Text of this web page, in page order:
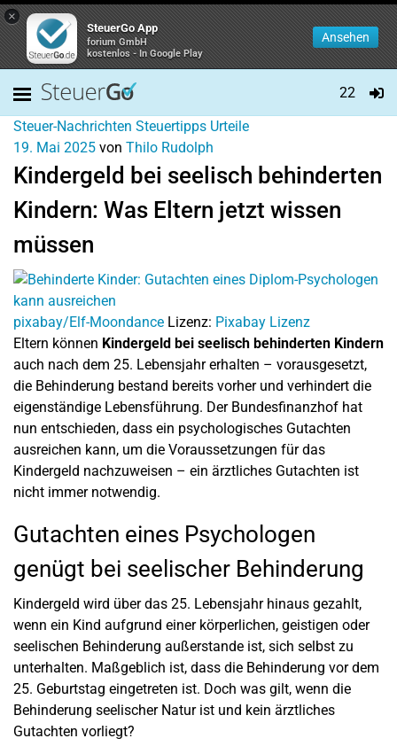
×
SteuerGo App
forium GmbH
kostenlos - In Google Play
Ansehen
22
Steuer-Nachrichten Steuertipps Urteile
19. Mai 2025 von Thilo Rudolph
Kindergeld bei seelisch behinderten
Kindern: Was Eltern jetzt wissen
müssen
pixabay/Elf-Moondance Lizenz: Pixabay Lizenz
Eltern können Kindergeld bei seelisch behinderten Kindern
auch nach dem 25. Lebensjahr erhalten – vorausgesetzt,
die Behinderung bestand bereits vorher und verhindert die
eigenständige Lebensführung. Der Bundesfinanzhof hat
nun entschieden, dass ein psychologisches Gutachten
ausreichen kann, um die Voraussetzungen für das
Kindergeld nachzuweisen – ein ärztliches Gutachten ist
nicht immer notwendig.
Gutachten eines Psychologen
genügt bei seelischer Behinderung
Kindergeld wird über das 25. Lebensjahr hinaus gezahlt,
wenn ein Kind aufgrund einer körperlichen, geistigen oder
seelischen Behinderung außerstande ist, sich selbst zu
unterhalten. Maßgeblich ist, dass die Behinderung vor dem
25. Geburtstag eingetreten ist. Doch was gilt, wenn die
Behinderung seelischer Natur ist und kein ärztliches
Gutachten vorliegt?